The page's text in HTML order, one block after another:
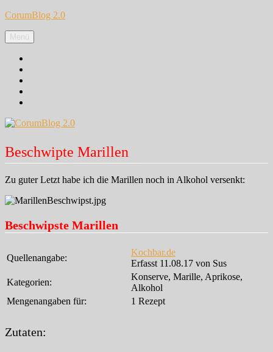
Zum
springen
CorumBlog 2.0
Menü
Beschwipte Marillen
Zu guter Letzt habe ich die Marillen noch in Alkohol versenkt:
Beschwipste Marillen
Quellenangabe:
Kochbar.de
Erfasst 11.08.17 von Sus
Kategorien:
Konserve, Marille, Aprikose,
Alkohol
Mengenangaben für:
1 Rezept
Zutaten: